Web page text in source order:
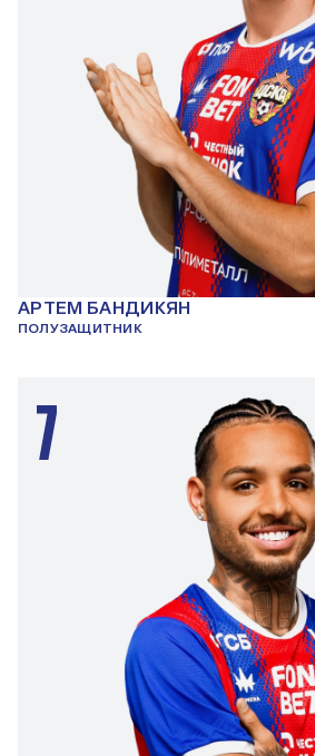
АРТЕМ БАНДИКЯН
ПОЛУЗАЩИТНИК
7